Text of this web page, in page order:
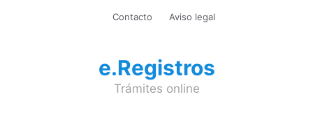
Contacto Aviso legal
e.Registros
Trámites online